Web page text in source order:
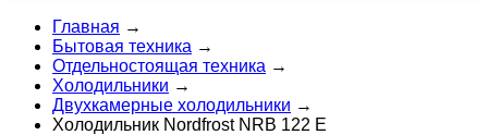
Главная →
Бытовая техника →
Отдельностоящая техника →
Холодильники →
Двухкамерные холодильники →
Холодильник Nordfrost NRB 122 E